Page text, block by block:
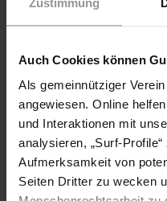
Auch Cookies können
Als gemeinnütziger
angewiesen. Online
und Interaktionen mit
analysieren, „Surf-
Aufmerksamkeit von
Seiten Dritter zu wecken
Hintergrundinformation
am 20. November 2019
der Polizei verhört. Am 22.
Hausarrest gestellt, weil sie
russischen
hergestellt und verbreitet"
Anklagen beziehen sich
des weiblichen Körpers,
im Rahmen ihrer